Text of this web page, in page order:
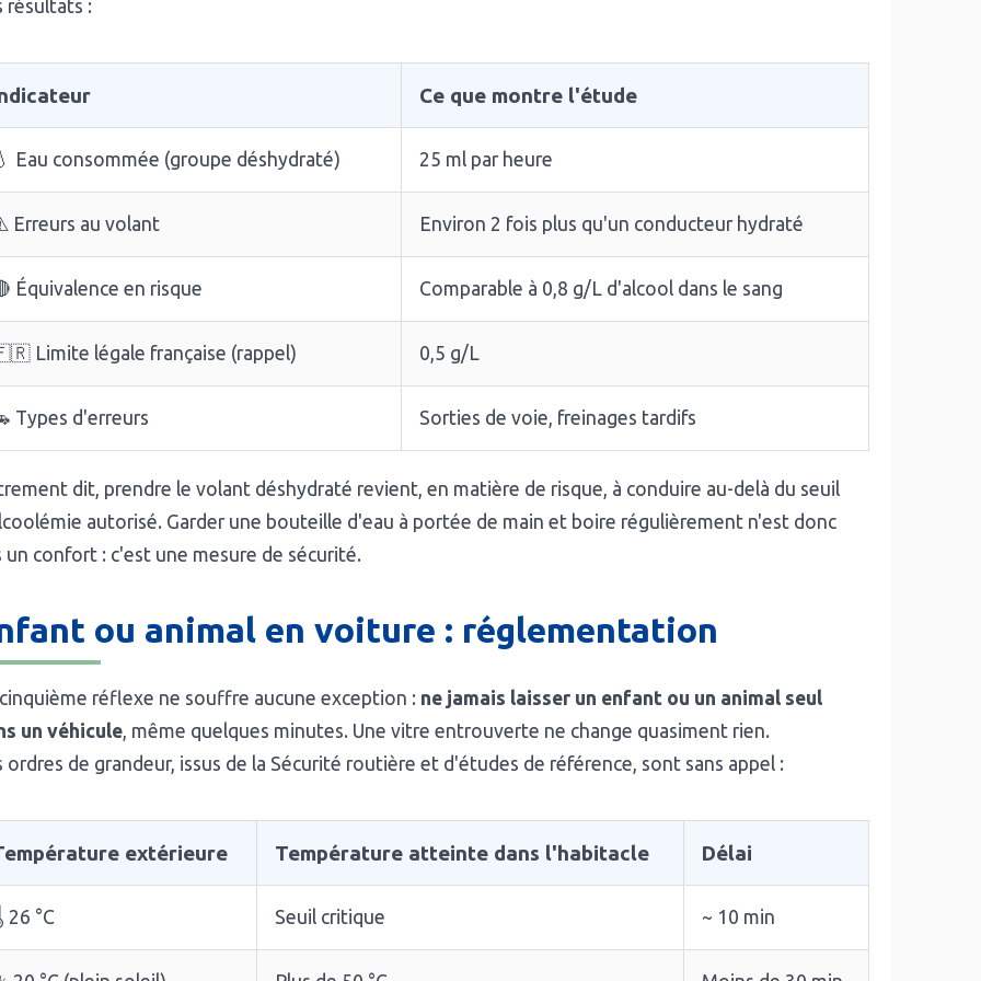
résultats :
Ce que montre l'étude
Eau consommée (groupe déshydraté) 25 ml par heure
Erreurs au volant Environ 2 fois plus qu'un conducteur hydraté
Équivalence en risque Comparable à 0,8 g/L d'alcool dans le sang
Limite légale française (rappel) 0,5 g/L
Types d'erreurs Sorties de voie, freinages tardifs
dit, prendre le volant déshydraté revient, en matière de risque, à conduire au-delà du seuil
autorisé. Garder une bouteille d'eau à portée de main et boire régulièrement n'est donc
un confort : c'est une mesure de sécurité.
ou animal en voiture : réglementation
réflexe ne souffre aucune exception : ne jamais laisser un enfant ou un animal seul
un véhicule, même quelques minutes. Une vitre entrouverte ne change quasiment rien.
ordres de grandeur, issus de la Sécurité routière et d'études de référence, sont sans appel :
extérieure Température atteinte dans l'habitacle Délai
26 °C Seuil critique ~ 10 min